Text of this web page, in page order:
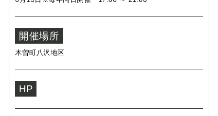
開催場所
木曽町八沢地区
HP